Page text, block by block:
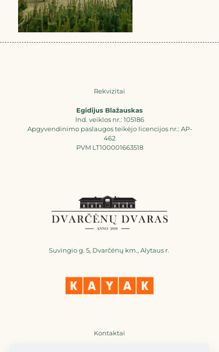
Rekvizitai
Egidijus Blažauskas
Ind. veiklos nr.: 105186
Apgyvendinimo paslaugos teikėjo licencijos nr.: AP-
462
PVM LT100001663518
Suvingio g. 5, Dvarčėnų km., Alytaus r.
Kontaktai